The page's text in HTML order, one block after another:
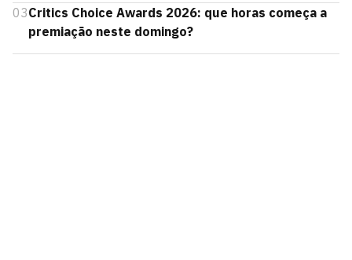
03Critics Choice Awards 2026: que horas começa a
premiação neste domingo?